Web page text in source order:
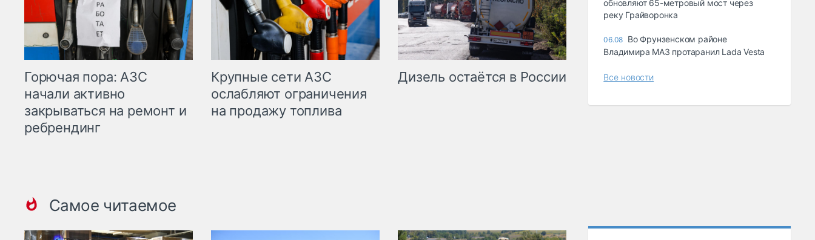
Горючая пора: АЗС
начали активно
закрываться на ремонт и
ребрендинг
Крупные сети АЗС
ослабляют ограничения
на продажу топлива
Дизель остаётся в России
Самое читаемое
обновляют 65-метровый мост через
реку Грайворонка
06.08 Во Фрунзенском районе
Владимира МАЗ протаранил Lada Vesta
Все новости